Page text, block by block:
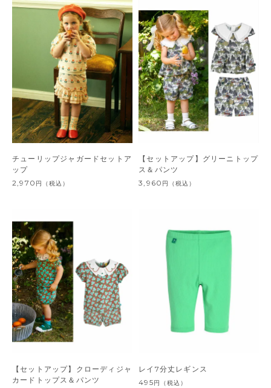
チューリップジャガードセットア
ップ
2,970 円 （税込）
【セットアップ】グリーニトップ
ス＆パンツ
3,960 円 （税込）
【セットアップ】クローディジャ
カードトップス＆パンツ
レイ7分丈レギンス
495円 （税込）